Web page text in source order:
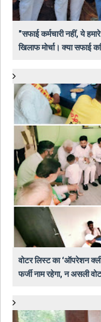
"सफाई कर्मचारी नहीं, ये
खिलाफ मोर्चा। क्या सफाई
वोटर लिस्ट का ‘ऑपरेशन
फर्जी नाम रहेगा, न असली